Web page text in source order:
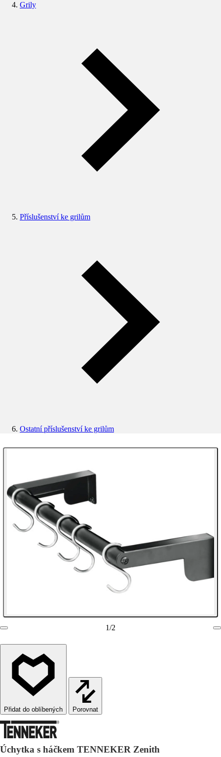
Grily
Příslušenství ke grilům
Ostatní příslušenství ke grilům
1/2
Porovnat
Úchytka s háčkem TENNEKER Zenith